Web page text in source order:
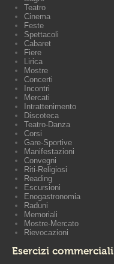
Teatro
Cinema
Feste
Spettacoli
Cabaret
Fiere
Lirica
Mostre
Concerti
Incontri
Mercati
Intrattenimento
Discoteca
Teatro-Danza
Corsi
Gare-Sportive
Manifestazioni
Convegni
Riti-Religiosi
Reading
Escursioni
Enogastronomia
Raduni
Memoriali
Mostre-Mercato
Rievocazioni
Esercizi commerciali